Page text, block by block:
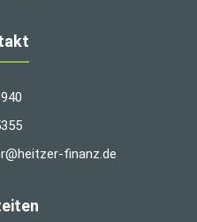
finanz.de